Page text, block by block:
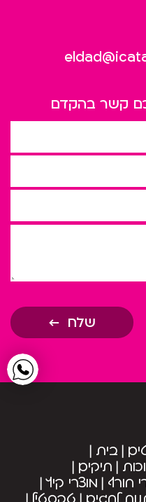
קשר בהקדם
שלח
בית
תיקים
חורף מוצרי קיץ